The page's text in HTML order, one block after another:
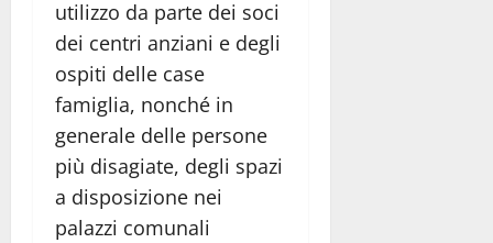
utilizzo da parte dei soci
dei centri anziani e degli
ospiti delle case
famiglia, nonché in
generale delle persone
più disagiate, degli spazi
a disposizione nei
palazzi comunali